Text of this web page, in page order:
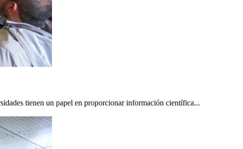
tienen un papel en proporcionar información científica...